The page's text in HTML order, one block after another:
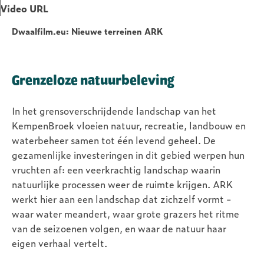
Video URL
Dwaalfilm.eu: Nieuwe terreinen ARK
Grenzeloze natuurbeleving
In het grensoverschrijdende landschap van het
KempenBroek vloeien natuur, recreatie, landbouw en
waterbeheer samen tot één levend geheel. De
gezamenlijke investeringen in dit gebied werpen hun
vruchten af: een veerkrachtig landschap waarin
natuurlijke processen weer de ruimte krijgen. ARK
werkt hier aan een landschap dat zichzelf vormt -
waar water meandert, waar grote grazers het ritme
van de seizoenen volgen, en waar de natuur haar
eigen verhaal vertelt.